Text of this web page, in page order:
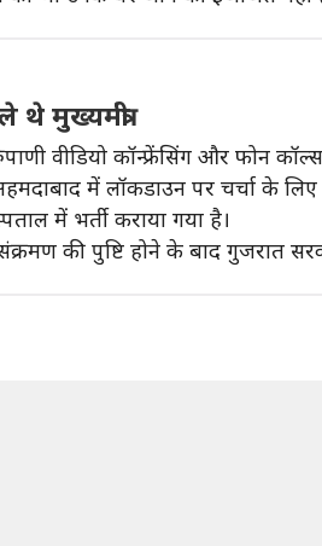
मुख्यमंत्री
वीडियो कॉन्फ्रेंसिंग और फोन
अहमदाबाद में लॉकडाउन पर चर्चा
में भर्ती कराया गया है।
की पुष्टि होने के बाद गुजरात